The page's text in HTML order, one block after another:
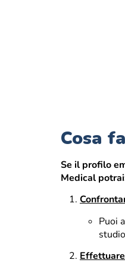
Cosa
Se il profilo
Medical
Puoi